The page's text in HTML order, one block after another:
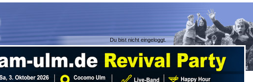
Du bist nicht eingeloggt.